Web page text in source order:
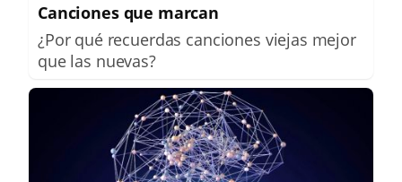
Canciones que marcan
¿Por qué recuerdas canciones viejas mejor
que las nuevas?